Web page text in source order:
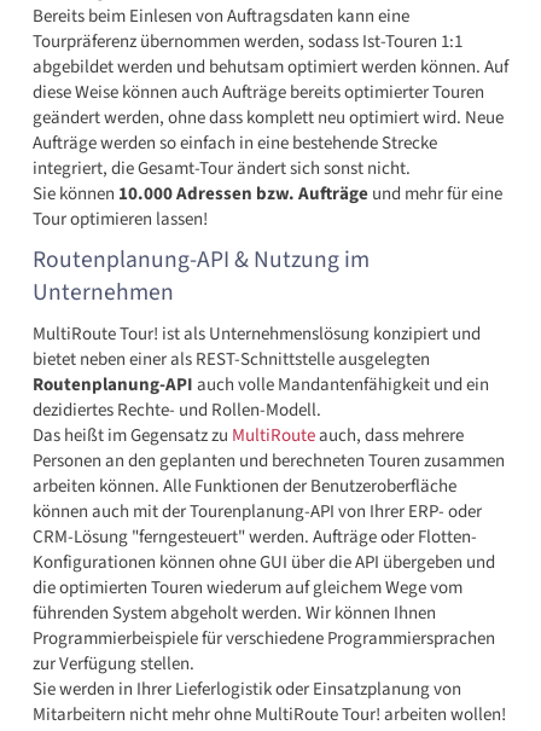
Bereits beim Einlesen von Auftragsdaten kann eine
Tourpräferenz übernommen werden, sodass Ist-Touren 1:1
abgebildet werden und behutsam optimiert werden können. Auf
diese Weise können auch Aufträge bereits optimierter Touren
geändert werden, ohne dass komplett neu optimiert wird. Neue
Aufträge werden so einfach in eine bestehende Strecke
integriert, die Gesamt-Tour ändert sich sonst nicht.
Sie können 10.000 Adressen bzw. Aufträgeund mehr für eine
Tour optimieren lassen!
Routenplanung-API & Nutzung im
Unternehmen
MultiRoute Tour! ist als Unternehmenslösung konzipiert und
bietet neben einer als REST-Schnittstelle ausgelegten
Routenplanung-APIauch volle Mandantenfähigkeit und ein
dezidiertes Rechte- und Rollen-Modell.
Das heißt im Gegensatz zu MultiRouteauch, dass mehrere
Personen an den geplanten und berechneten Touren zusammen
arbeiten können. Alle Funktionen der Benutzeroberfläche
können auch mit der Tourenplanung-API von Ihrer ERP- oder
CRM-Lösung "ferngesteuert" werden. Aufträge oder Flotten-
Konfigurationen können ohne GUI über die API übergeben und
die optimierten Touren wiederum auf gleichem Wege vom
führenden System abgeholt werden. Wir können Ihnen
Programmierbeispiele für verschiedene Programmiersprachen
zur Verfügung stellen.
Sie werden in Ihrer Lieferlogistik oder Einsatzplanung von
Mitarbeitern nicht mehr ohne MultiRoute Tour! arbeiten wollen!